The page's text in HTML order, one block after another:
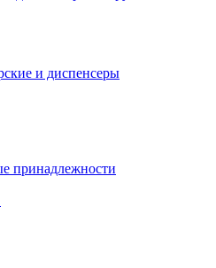
и диспенсеры
принадлежности